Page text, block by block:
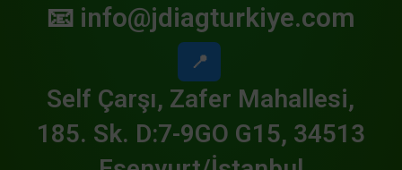
📧 info@jdiagturkiye.com
📍
Self Çarşı, Zafer Mahallesi,
185. Sk. D:7-9GO G15, 34513